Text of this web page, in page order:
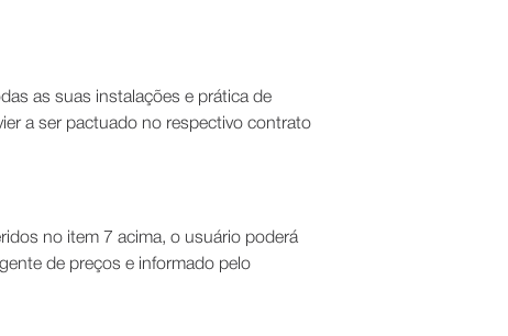
as suas instalações e prática de
a ser pactuado no respectivo contrato
no item 7 acima, o usuário poderá
de preços e informado pelo